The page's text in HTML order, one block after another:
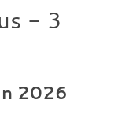
- 3
2026